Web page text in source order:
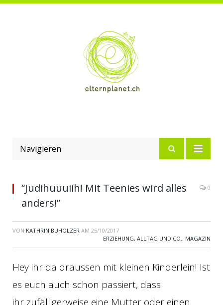
Navigieren
“Judihuuuiih! Mit Teenies wird alles
anders!”
0
VON KATHRIN BUHOLZER AM 25/10/2017
ERZIEHUNG, ALLTAG UND CO., MAGAZIN
Hey ihr da draussen mit kleinen Kinderlein! Ist
es euch auch schon passiert, dass
ihr zufälligerweise eine Mutter oder einen